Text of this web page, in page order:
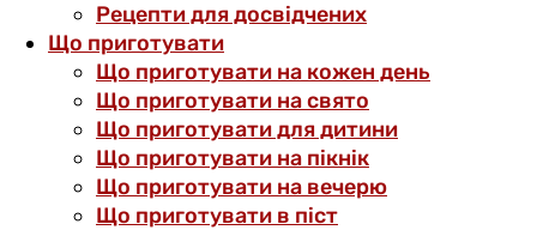
Рецепти для досвідчених
Що приготувати
Що приготувати на кожен день
Що приготувати на свято
Що приготувати для дитини
Що приготувати на пікнік
Що приготувати на вечерю
Що приготувати в піст